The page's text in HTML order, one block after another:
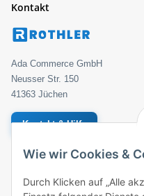
Kontakt
Ada Commerce GmbH
Neusser Str. 150
41363 Jüchen
Kontakt & Hilfe
Geprüfter Händler
Bestellung
Wie wir Cookies &
Durch Klicken auf „Alle